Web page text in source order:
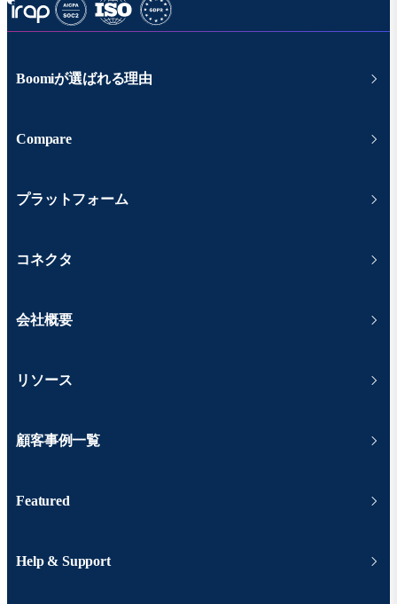
Boomiが選ばれる理由
Compare
プラットフォーム
コネクタ
会社概要
リソース
顧客事例一覧
Featured
Help & Support